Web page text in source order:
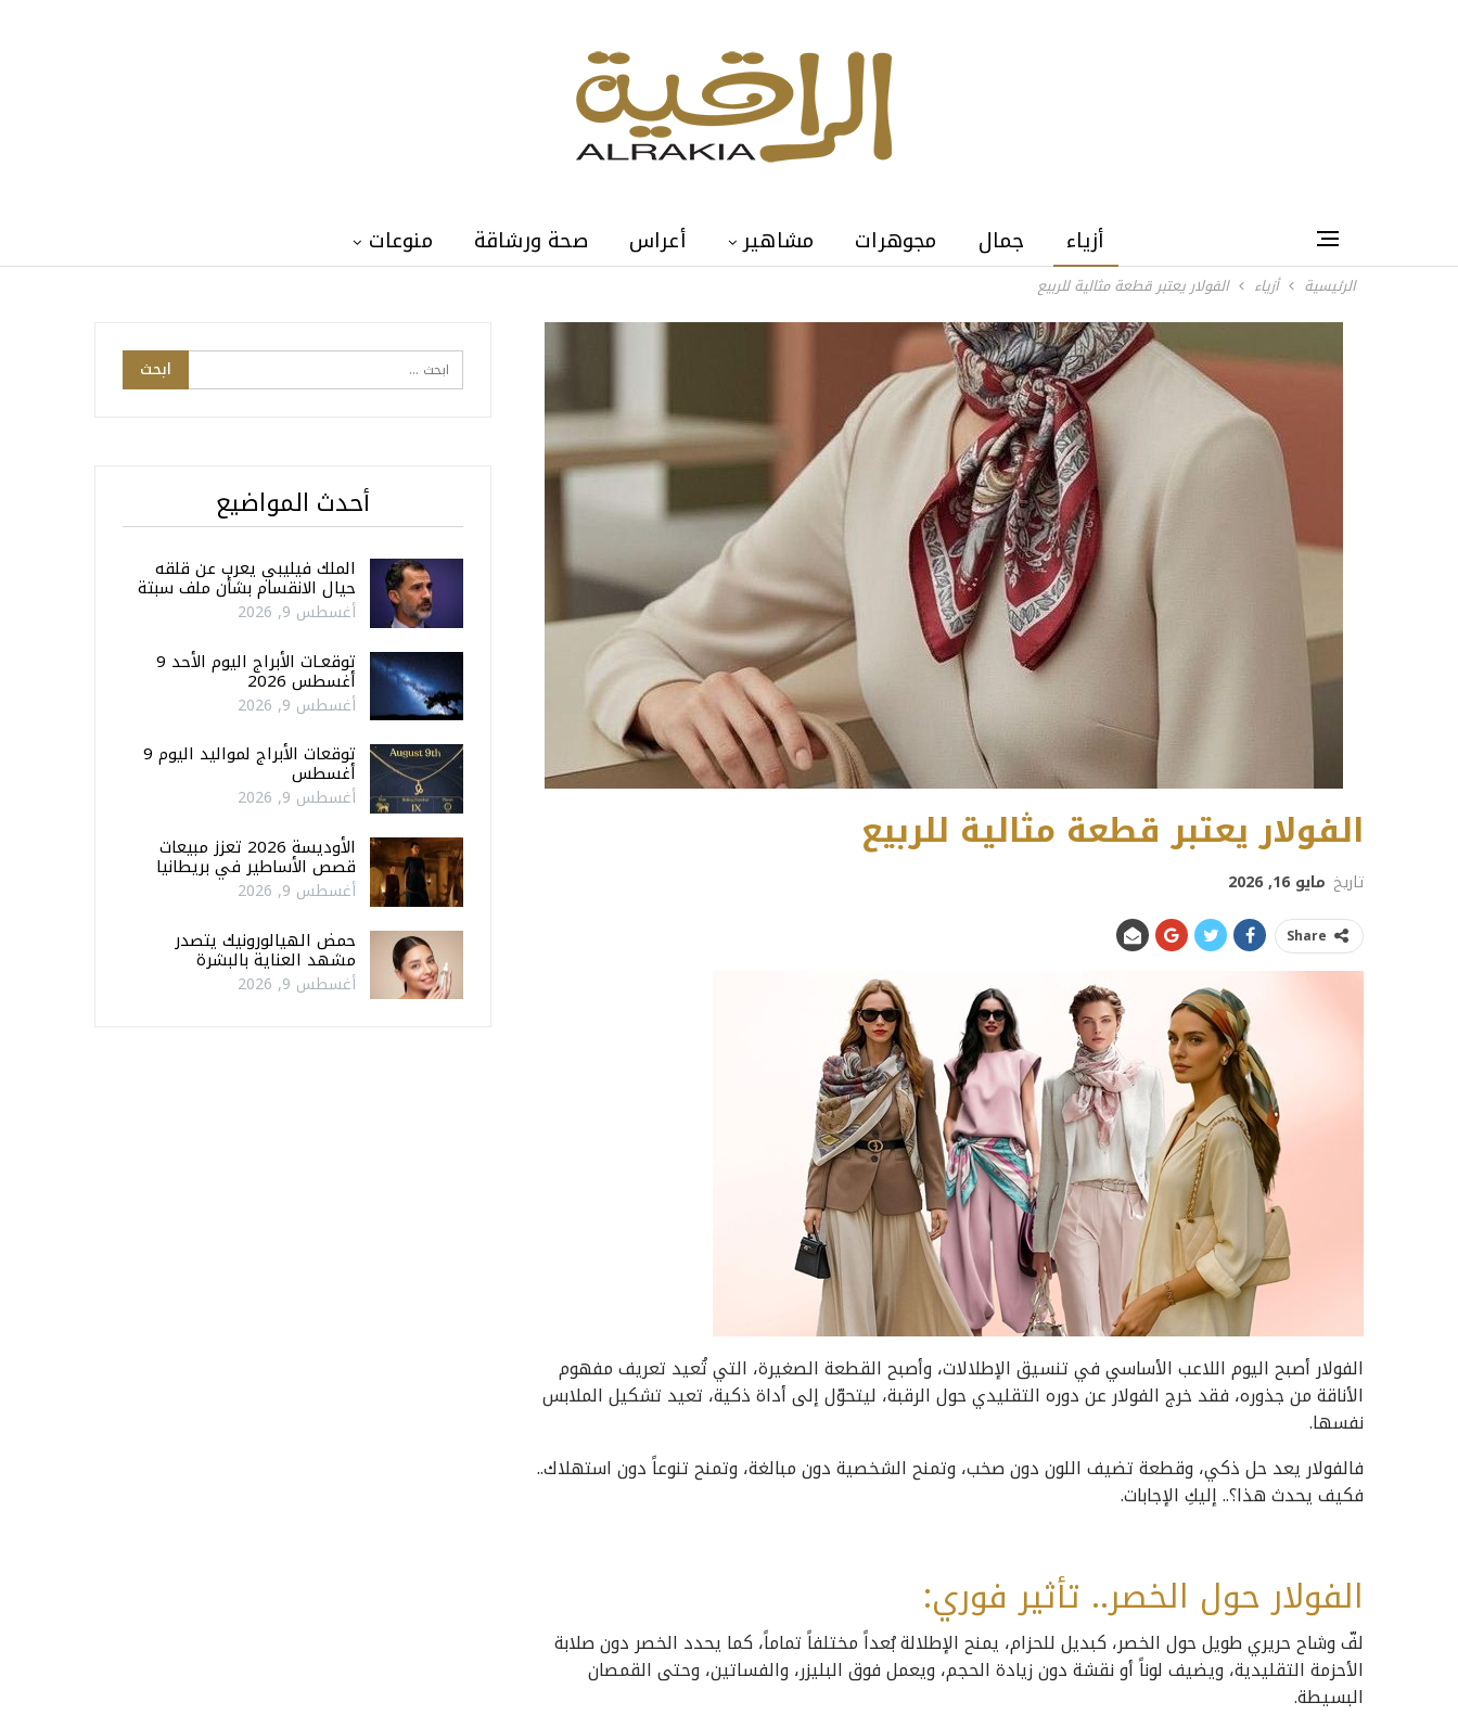
أزياء جمال مجوهرات مشاهير أعراس صحة ورشاقة منوعات
الرئيسية أزياء الفولار يعتبر قطعة مثالية للربيع
الفولار يعتبر قطعة مثالية للربيع
تاريخ مايو 16, 2026
Share
الفولار أصبح اليوم اللاعب الأساسي في تنسيق الإطلالات، وأصبح القطعة الصغيرة، التي تُعيد تعريف مفهوم
الأناقة من جذوره، فقد خرج الفولار عن دوره التقليدي حول الرقبة، ليتحوّل إلى أداة ذكية، تعيد تشكيل الملابس
نفسها.
فالفولار يعد حل ذكي، وقطعة تضيف اللون دون صخب، وتمنح الشخصية دون مبالغة، وتمنح تنوعاً دون استهلاك..
فكيف يحدث هذا؟.. إليكِ الإجابات.
الفولار حول الخصر.. تأثير فوري:
لفّ وشاح حريري طويل حول الخصر، كبديل للحزام، يمنح الإطلالة بُعداً مختلفاً تماماً، كما يحدد الخصر دون صلابة
الأحزمة التقليدية، ويضيف لوناً أو نقشة دون زيادة الحجم، ويعمل فوق البليزر، والفساتين، وحتى القمصان
البسيطة.
أحدث المواضيع
الملك فيليبي يعرب عن قلقه
حيال الانقسام بشأن ملف سبتة
أغسطس 9, 2026
توقعـات الأبراج اليوم الأحد 9
أغسطس 2026
أغسطس 9, 2026
توقعات الأبراج لمواليد اليوم 9
أغسطس
أغسطس 9, 2026
الأوديسة 2026 تعزز مبيعات
قصص الأساطير في بريطانيا
أغسطس 9, 2026
حمض الهيالورونيك يتصدر
مشهد العناية بالبشرة
أغسطس 9, 2026